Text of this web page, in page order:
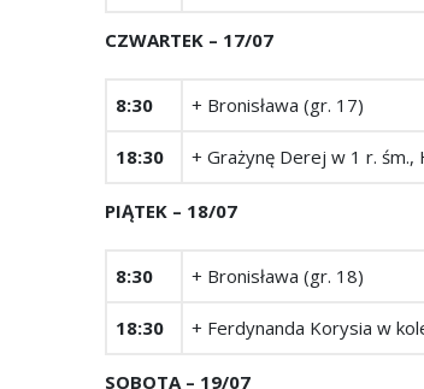
CZWARTEK ­– 17/07
8:30 + Bronisława (gr. 17)
18:30 + Grażynę Derej w 1 r. śm.,
PIĄTEK ­– 18/07
8:30 + Bronisława (gr. 18)
18:30 + Ferdynanda Korysia w
SOBOTA – 19/07